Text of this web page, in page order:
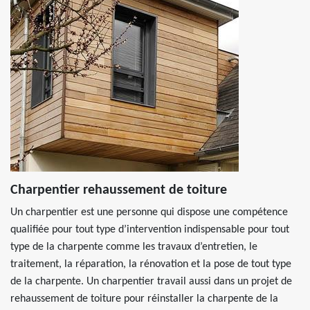
Charpentier rehaussement de toiture
Un charpentier est une personne qui dispose une compétence
qualifiée pour tout type d’intervention indispensable pour tout
type de la charpente comme les travaux d’entretien, le
traitement, la réparation, la rénovation et la pose de tout type
de la charpente. Un charpentier travail aussi dans un projet de
rehaussement de toiture pour réinstaller la charpente de la